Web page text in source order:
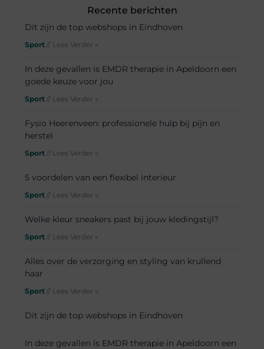
Recente berichten
Dit zijn de top webshops in Eindhoven
Sport // Lees Verder »
In deze gevallen is EMDR therapie in Apeldoorn een
goede keuze voor jou
Sport // Lees Verder »
Fysio Heerenveen: professionele hulp bij pijn en
herstel
Sport // Lees Verder »
5 voordelen van een flexibel interieur
Sport // Lees Verder »
Welke kleur sneakers past bij jouw kledingstijl?
Sport // Lees Verder »
Alles over de verzorging en styling van krullend
haar
Sport // Lees Verder »
Dit zijn de top webshops in Eindhoven
In deze gevallen is EMDR therapie in Apeldoorn een